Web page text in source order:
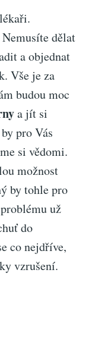
dělat
a objednat
Vše je za
budou moc
a jít si
pro Vás
si vědomi.
možnost
by tohle pro
už
do
co nejdříve,
vzrušení.